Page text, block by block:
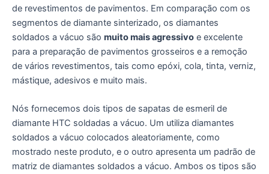
de revestimentos de pavimentos. Em comparação com os
segmentos de diamante sinterizado, os diamantes
soldados a vácuo são muito mais agressivo e excelente
para a preparação de pavimentos grosseiros e a remoção
de vários revestimentos, tais como epóxi, cola, tinta, verniz,
mástique, adesivos e muito mais.
Nós fornecemos dois tipos de sapatas de esmeril de
diamante HTC soldadas a vácuo. Um utiliza diamantes
soldados a vácuo colocados aleatoriamente, como
mostrado neste produto, e o outro apresenta um padrão de
matriz de diamantes soldados a vácuo. Ambos os tipos são